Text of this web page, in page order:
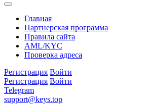
Главная
Партнерская программа
Правила сайта
AML/KYC
Проверка адреса
Регистрация Войти
Регистрация Войти
Telegram
support@keys.top